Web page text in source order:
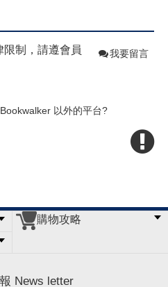
制，請遵會員
我要留言
以外的平台?
購物攻略
News letter